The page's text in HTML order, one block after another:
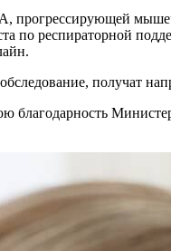
прогрессирующей
респираторной
получат